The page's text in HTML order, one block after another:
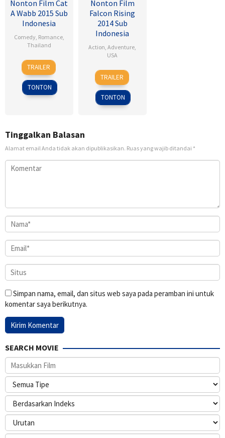
Nonton Film Cat
A Wabb 2015 Sub
Indonesia
Comedy, Romance,
Thailand
4
Mar
2015
Nareubadee
Wetchakam
TRAILER
TONTON
Nonton Film
Falcon Rising
2014 Sub
Indonesia
Action,Adventure,
USA
5
Sep
2014
Ernie
Barbarash
TRAILER
TONTON
Tinggalkan Balasan
Alamat email Anda tidak akan dipublikasikan. Ruas yang wajib ditandai *
Simpan nama, email, dan situs web saya pada peramban ini untuk
komentar saya berikutnya.
SEARCH MOVIE